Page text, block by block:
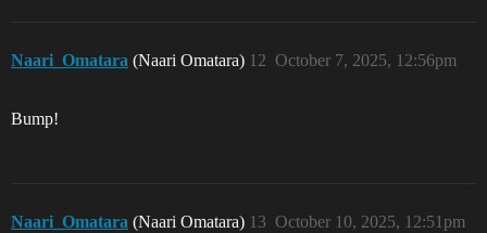
Naari_Omatara (Naari Omatara) October 7, 2025, 12:56pm
12
Bump!
Naari_Omatara (Naari Omatara) October 10, 2025, 12:51pm
13